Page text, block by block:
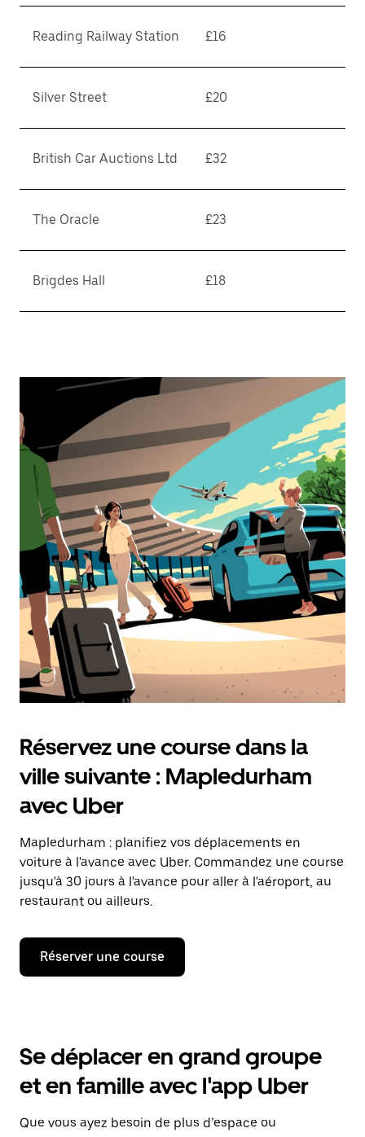
Reading Railway Station £16
Silver Street £20
British Car Auctions Ltd £32
The Oracle £23
Brigdes Hall £18
Réservez une course dans la
ville suivante : Mapledurham
avec Uber
Mapledurham : planifiez vos déplacements en
voiture à l'avance avec Uber. Commandez une course
jusqu'à 30 jours à l'avance pour aller à l'aéroport, au
restaurant ou ailleurs.
Réserver une course
Se déplacer en grand groupe
et en famille avec l'app Uber
Que vous ayez besoin de plus d’espace ou